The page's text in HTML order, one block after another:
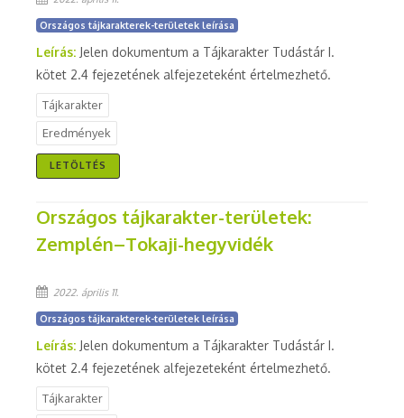
Országos tájkarakterek-területek leírása
Leírás: Jelen dokumentum a Tájkarakter Tudástár I.
kötet 2.4 fejezetének alfejezeteként értelmezhető.
Tájkarakter
Eredmények
LETÖLTÉS
Országos tájkarakter-területek:
Zemplén–Tokaji-hegyvidék
2022. április 11.
Országos tájkarakterek-területek leírása
Leírás: Jelen dokumentum a Tájkarakter Tudástár I.
kötet 2.4 fejezetének alfejezeteként értelmezhető.
Tájkarakter